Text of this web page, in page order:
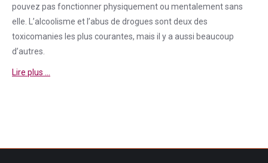
pouvez pas fonctionner physiquement ou mentalement sans
elle. L’alcoolisme et l’abus de drogues sont deux des
toxicomanies les plus courantes, mais il y a aussi beaucoup
d’autres.
Lire plus …